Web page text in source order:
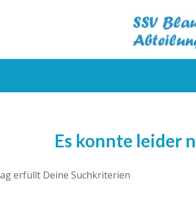
Es konnte leider
erfüllt Deine Suchkriterien